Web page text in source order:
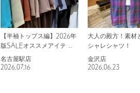
【半袖トップス編】2026年
版SALEオススメアイテム
名古屋駅店
2026.07.16
大人の殿方！素材
シャレシャツ！
金沢店
2026.06.23